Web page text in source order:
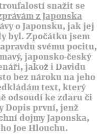
snažit se
z Japonska
o Japonsku, jak jej
byl. Zpočátku jsem
svému pocitu,
japonsko-český
jakož i Davidu
bez nároku na jeho
text, který
odsoudí ke zdaru či
Dopis první, jenž
dojmy Japonska,
Joe Hlouchu.